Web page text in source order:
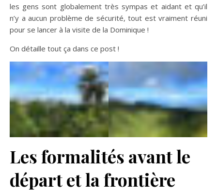
les gens sont globalement très sympas et aidant et qu’il
n’y a aucun problème de sécurité, tout est vraiment réuni
pour se lancer à la visite de la Dominique !
On détaille tout ça dans ce post !
Les formalités avant le
départ et la frontière